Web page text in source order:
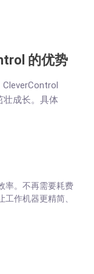
的优势
壮成长。具体
率。不再需要耗费
作机器更精简、